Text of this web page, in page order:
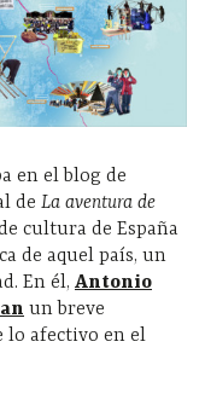
en el blog de
de La aventura de
cultura de España
de aquel país, un
En él, Antonio
un breve
lo afectivo en el